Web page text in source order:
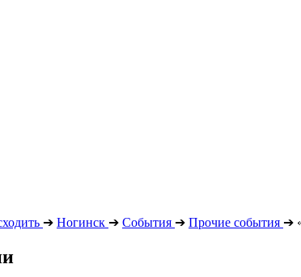
➔ Ногинск ➔ События ➔ Прочие события ➔